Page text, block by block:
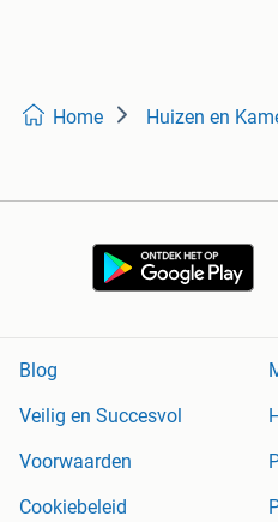
Home Huizen en
Blog
Veilig en Succesvol
Voorwaarden
Cookiebeleid